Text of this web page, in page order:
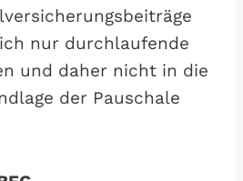
nur durchlaufende
und daher nicht in die
der Pauschale